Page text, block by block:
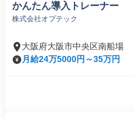
かんたん導入トレーナー
株式会社オプテック
大阪府大阪市中央区南船場
月給24万5000円～35万円